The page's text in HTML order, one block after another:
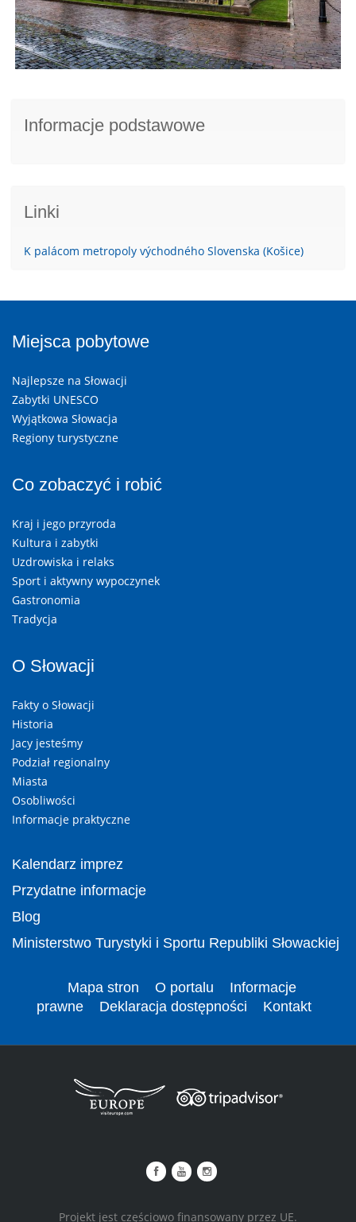
Informacje podstawowe
Linki
K palácom metropoly východného Slovenska (Košice)
Miejsca pobytowe
Najlepsze na Słowacji
Zabytki UNESCO
Wyjątkowa Słowacja
Regiony turystyczne
Co zobaczyć i robić
Kraj i jego przyroda
Kultura i zabytki
Uzdrowiska i relaks
Sport i aktywny wypoczynek
Gastronomia
Tradycja
O Słowacji
Fakty o Słowacji
Historia
Jacy jesteśmy
Podział regionalny
Miasta
Osobliwości
Informacje praktyczne
Kalendarz imprez
Przydatne informacje
Blog
Ministerstwo Turystyki i Sportu Republiki Słowackiej
Mapa stron O portalu
Informacje
prawne
Deklaracja dostępności Kontakt
Projekt jest częściowo finansowany przez UE.